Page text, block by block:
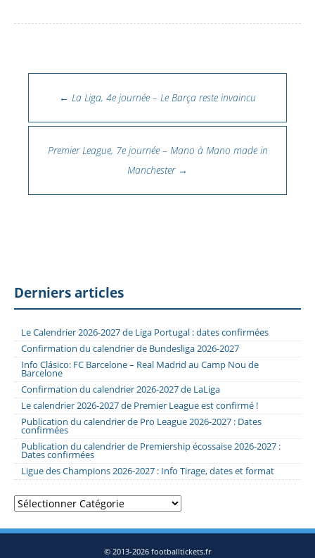
← La Liga, 4e journée – Le Barça reste invaincu
Premier League, 7e journée – Mano à Mano made in
Manchester →
Derniers articles
Le Calendrier 2026-2027 de Liga Portugal : dates confirmées
Confirmation du calendrier de Bundesliga 2026-2027
Info Clásico: FC Barcelone – Real Madrid au Camp Nou de
Barcelone
Confirmation du calendrier 2026-2027 de LaLiga
Le calendrier 2026-2027 de Premier League est confirmé !
Publication du calendrier de Pro League 2026-2027 : Dates
confirmées
Publication du calendrier de Premiership écossaise 2026-2027 :
Dates confirmées
Ligue des Champions 2026-2027 : Info Tirage, dates et format
Catégories
© 2013-2026 footballtickets.fr